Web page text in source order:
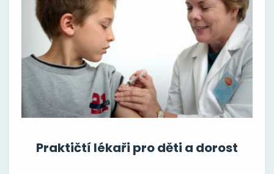
Praktičtí lékaři pro děti a dorost